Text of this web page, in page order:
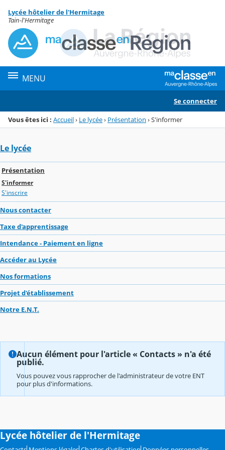
Menu de la rubrique
Contenu
Lycée hôtelier de l'Hermitage
Tain-l'Hermitage
MENU
Se connecter
Vous êtes ici : Accueil› Le lycée› Présentation ›S'informer
Le lycée
Présentation
S'informer
S'inscrire
Nous contacter
Taxe d'apprentissage
Intendance - Paiement en ligne
Accéder au Lycée
Nos formations
Projet d'établissement
Notre E.N.T.
Aucun élément pour l'article « Contacts » n'a été
publié.
Vous pouvez vous rapprocher de l'administrateur de votre ENT
pour plus d'informations.
Lycée hôtelier de l'Hermitage